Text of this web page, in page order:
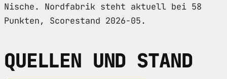
Nische. Nordfabrik steht aktuell bei 58
Punkten, Scorestand 2026-05.
QUELLEN UND STAND